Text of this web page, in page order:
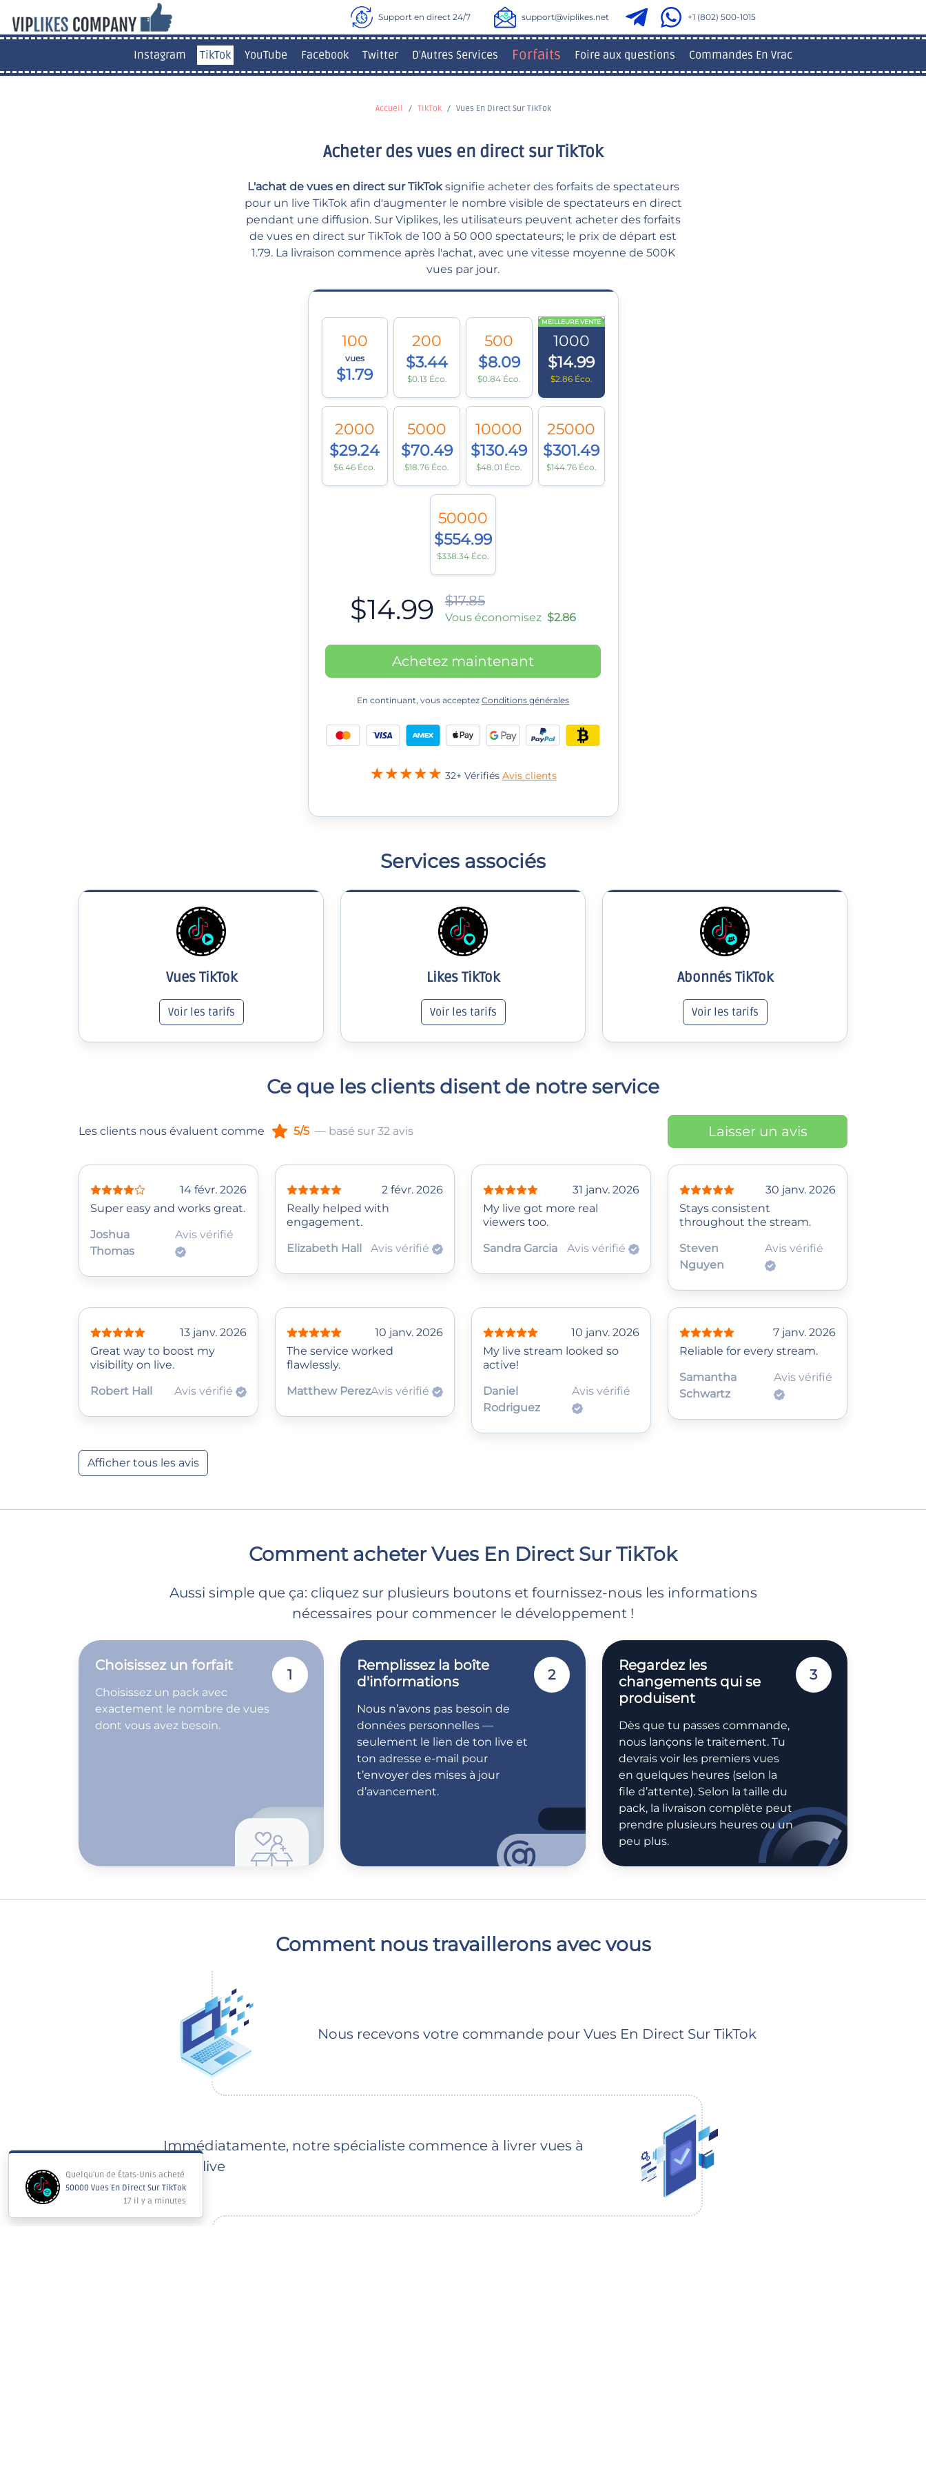
Support en direct 24/7 support@viplikes.net +1 (802) 500-1015
Instagram TikTok YouTube Facebook Twitter D'Autres Services Forfaits Foire aux questions Commandes En Vrac
Accueil TikTok Vues En Direct Sur TikTok
Acheter des vues en direct sur TikTok
L'achat de vues en direct sur TikToksignifie acheter des forfaits de spectateurs
pour un live TikTok afin d'augmenter le nombre visible de spectateurs en direct
pendant une diffusion. Sur Viplikes, les utilisateurs peuvent acheter des forfaits
de vues en direct sur TikTok de 100 à 50 000 spectateurs; le prix de départ est
1.79. La livraison commence après l'achat, avec une vitesse moyenne de 500K
vues par jour.
100
vues
$1.79
200
$3.44
$0.13 Éco.
500
$8.09
$0.84 Éco.
MEILLEURE VENTE
1000
$14.99
$2.86 Éco.
2000
$29.24
$6.46 Éco.
5000
$70.49
$18.76 Éco.
10000
$130.49
$48.01 Éco.
25000
$301.49
$144.76 Éco.
50000
$554.99
$338.34 Éco.
$14.99 $17.85
Vous économisez $2.86
Achetez maintenant
En continuant, vous acceptez Conditions générales
32+ Vérifiés Avis clients
Services associés
Vues TikTok
Voir les tarifs
Likes TikTok
Voir les tarifs
Abonnés TikTok
Voir les tarifs
Ce que les clients disent de notre service
Les clients nous évaluent comme 5/5 — basé sur 32 avis Laisser un avis
14 févr. 2026
Super easy and works great.
Joshua
Thomas
Avis vérifié
2 févr. 2026
Really helped with
engagement.
Elizabeth Hall
Avis vérifié
31 janv. 2026
My live got more real
viewers too.
Sandra Garcia
Avis vérifié
30 janv. 2026
Stays consistent
throughout the stream.
Steven
Nguyen
Avis vérifié
13 janv. 2026
Great way to boost my
visibility on live.
Robert Hall
Avis vérifié
10 janv. 2026
The service worked
flawlessly.
Matthew PerezAvis vérifié
10 janv. 2026
My live stream looked so
active!
Daniel
Rodriguez
Avis vérifié
7 janv. 2026
Reliable for every stream.
Samantha
Schwartz
Avis vérifié
Afficher tous les avis
Comment acheter Vues En Direct Sur TikTok
Aussi simple que ça: cliquez sur plusieurs boutons et fournissez-nous les informations
nécessaires pour commencer le développement !
Choisissez un forfait
Choisissez un pack avec
exactement le nombre de vues
dont vous avez besoin.
1
Remplissez la boîte
d'informations
Nous n’avons pas besoin de
données personnelles —
seulement le lien de ton live et
ton adresse e-mail pour
t’envoyer des mises à jour
d’avancement.
2
Regardez les
changements qui se
produisent
Dès que tu passes commande,
nous lançons le traitement. Tu
devrais voir les premiers vues
en quelques heures (selon la
file d’attente). Selon la taille du
pack, la livraison complète peut
prendre plusieurs heures ou un
peu plus.
3
Comment nous travaillerons avec vous
Nous recevons votre commande pour Vues En Direct Sur TikTok
Immédiatamente, notre spécialiste commence à livrer vues à
votre live